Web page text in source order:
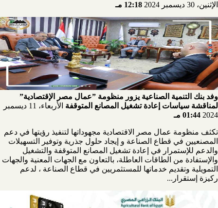
الإثنين، 30 ديسمبر 2024 12:18 مـ
وفد بنك التنمية الصناعية يزور منظومة ”عمال مصر الإقتصادية”
لمناقشة سياسات إعادة تشغيل المصانع المتوقفة
الأربعاء، 11 ديسمبر
2024 01:44 مـ
تكثف منظومة عمال مصر الاقتصادية مجهوداتها لتنفيذ رؤيتها في دعم
المصنعيين في قطاع الصناعة و إيجاد حلول جذرية وتوفير التسهيلات
والدعم للإستمرار في إعادة تشغيل المصانع المتوقفة والتشغيل
والإستفادة من الطاقات العاطلة، بالتعاون مع الجهات المعنية والجهات
التمويلية وتقديم خدماتها للمستثمريين في قطاع الصناعة ، لدعم
ركيزة إستقرار...